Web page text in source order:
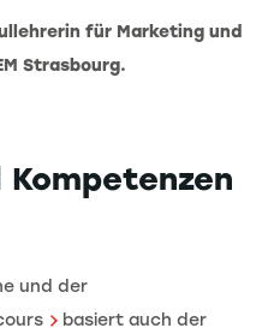
für Marketing und
Strasbourg.
und der
basiert auch der